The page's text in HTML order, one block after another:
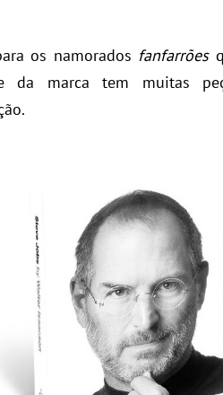
os namorados fanfarrões
marca tem muitas